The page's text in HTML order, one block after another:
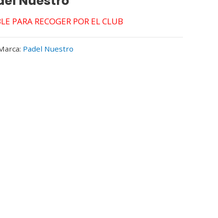
PARA RECOGER POR EL CLUB
Padel Nuestro